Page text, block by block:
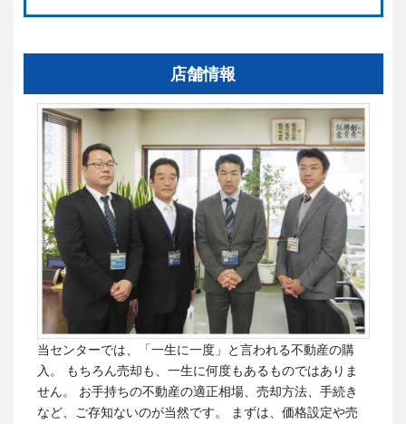
店舗情報
当センターでは、「一生に一度」と言われる不動産の購
入。 もちろん売却も、一生に何度もあるものではありま
せん。
お手持ちの不動産の適正相場、売却方法、手続き
など、ご存知ないのが当然です。
まずは、価格設定や売